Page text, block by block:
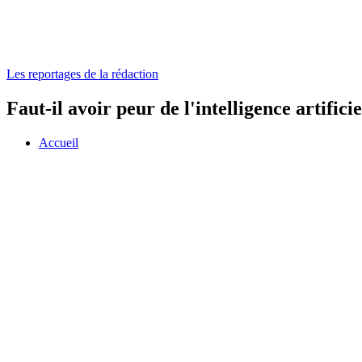
Les reportages de la rédaction
Faut-il avoir peur de l'intelligence
Accueil